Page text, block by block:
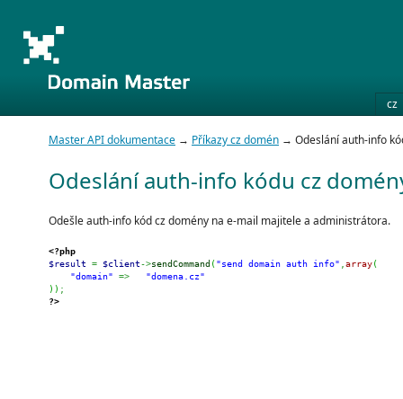
cz
Master API dokumentace → Příkazy cz domén → Odeslání auth-info
Odeslání auth-info kódu cz
Odešle auth-info kód cz domény na e-mail majitele a administrátora.
<?php
$result
= $client->sendCommand ("send domain auth info" array(
"domain"
=>
"domena.cz"
) ) ;
?>